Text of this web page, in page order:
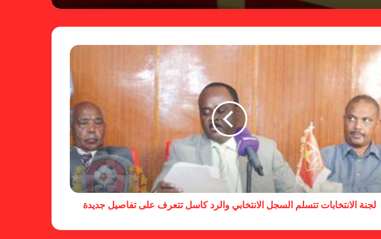
حسم قضية المريخ وتنتظر الإتحاد
لجنة المسابقات تفاجئ الإتحاد بشأن
الهبوط والصعود
خطوة مريخية جديدة بشأن الشكوى
ضد الهلال
لجنة الانتخابات تتسلم السجل الانتخابي والرد كاسل تتعرف على تفاصيل جديدة